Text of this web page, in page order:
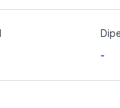
-